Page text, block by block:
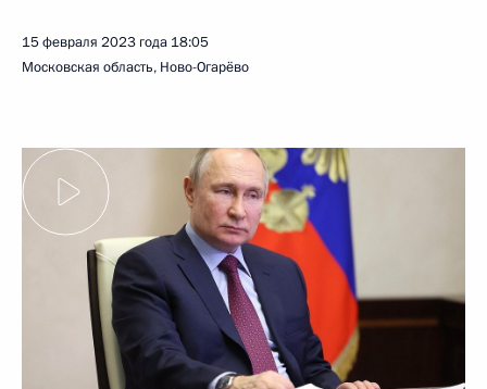
15 февраля 2023 года 18:05
Московская область, Ново-Огарёво